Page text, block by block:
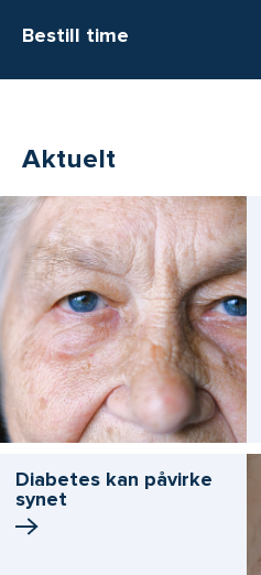
Bestill time
Aktuelt
Diabetes kan påvirke
synet